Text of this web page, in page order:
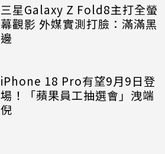
三星Galaxy Z Fold8主打全螢
幕觀影 外媒實測打臉：滿滿黑
邊
iPhone 18 Pro有望9月9日登
場！「蘋果員工抽選會」洩端
倪